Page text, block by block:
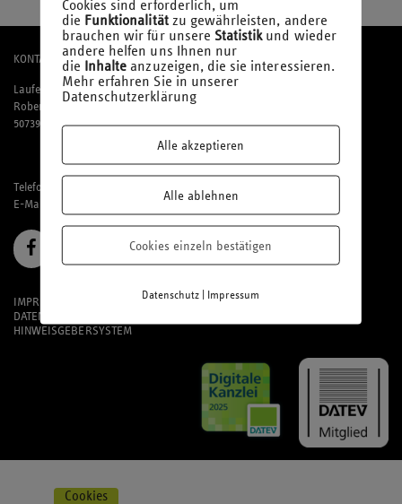
KONTAKT
Laufenberg Michels und Partner mbB
Robert-Perthel-Straße 81
50739 Köln
Telefon: 02 21 / 95 74 94-0
E-Mail:
IMPRESSUM
DATENSCHUTZ
HINWEISGEBERSYSTEM
Cookies
Cookies sind erforderlich, um
die Funktionalitätzu gewährleisten, andere
brauchen wir für unsere Statistikund wieder
andere helfen uns Ihnen nur
die Inhalte anzuzeigen, die sie interessieren.
Mehr erfahren Sie in unserer
Datenschutzerklärung
Alle akzeptieren
Alle ablehnen
Cookies einzeln bestätigen
Datenschutz| Impressum